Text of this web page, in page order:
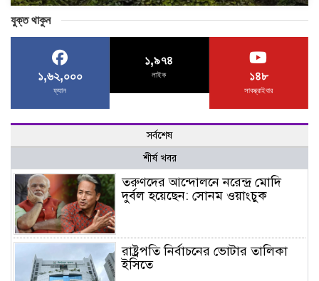
যুক্ত থাকুন
১,৬২,০০০
ফ্যান
১,৯৭৪
লাইক ১৪৮
সাবস্ক্রাইবার
সর্বশেষ
শীর্ষ খবর
তরুণদের আন্দোলনে নরেন্দ্র মোদি
দুর্বল হয়েছেন: সোনম ওয়াংচুক
রাষ্ট্রপতি নির্বাচনের ভোটার তালিকা
ইসিতে